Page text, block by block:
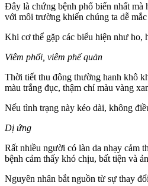
Đây là chứng bệnh phổ biến nhất mà
với môi trường khiến chúng ta dễ
Khi cơ thể gặp các biểu hiện như ho,
Viêm phổi, viêm phế quản
Thời tiết thu đông thường hanh khô
màu trắng đục, thậm chí màu vàng
Nếu tình trạng này kéo dài, không
Dị ứng
Rất nhiều người có làn da nhạy cảm
bệnh cảm thấy khó chịu, bất tiện và
Nguyên nhân bắt nguồn từ sự thay